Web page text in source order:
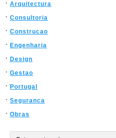
Arquitectura
Consultoria
Construcao
Engenharia
Design
Gestao
Portugal
Seguranca
Obras